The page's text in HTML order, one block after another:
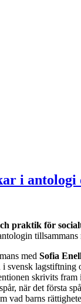
i
praktik för
tillsammans
med Sofia
skrivits
när det första
barns